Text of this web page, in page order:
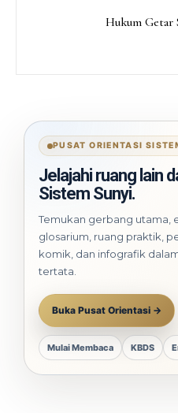
Hukum Getar
PUSAT ORIENTASI
Jelajahi ruang lain
Sistem Sunyi.
Temukan gerbang utama,
glosarium, ruang praktik,
komik, dan infografik
tertata.
Buka Pusat Orientasi →
Mulai Membaca KBDS